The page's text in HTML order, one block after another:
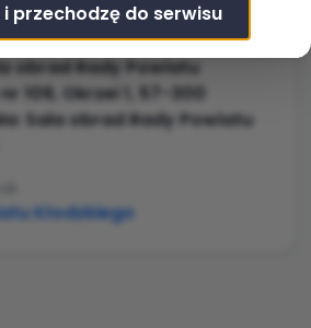
w Kłodzku, ul.
obrad Rady Powiatu
109, Okrzei 1, 57-300
Sala obrad Rady Powiatu
Kłodzkiego
przechodzę do serwisu